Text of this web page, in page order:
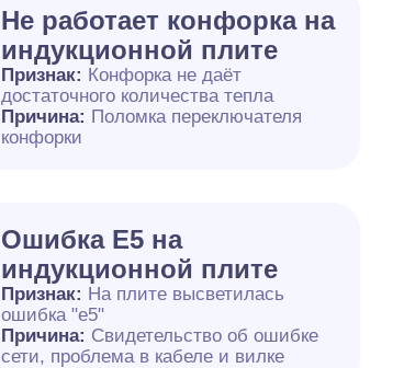
Не работает конфорка на
индукционной плите
Признак: Конфорка не даёт
достаточного количества тепла
Причина: Поломка переключателя
конфорки
Ошибка Е5 на
индукционной плите
Признак: На плите высветилась
ошибка "е5"
Причина: Свидетельство об ошибке
сети, проблема в кабеле и вилке